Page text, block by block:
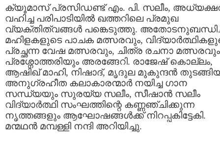
ക്യൂമാസ് പ്രസിഡണ്ട് എം. പി. സലീം,
വഹിച്ച പരിപാടിയില്‍ ഖത്തറിലെ പ്രമുഖ
വ്യക്തിത്വങ്ങള്‍ പങ്കെടുത്തു.
മഹിളകളുടെ പാചക മത്സരവും,
പ്രച്ഛന്ന വേഷ മത്സരവും, ചിത്ര രചനാ
പ്രശ്നോത്തരിയും അരങ്ങേറി. രാജേഷ് കൊല്ലം,
ആഷിഖ് മാഹി, നിഷാദ്, മൃദുല മുകുന്ദന്‍
അനുഗ്രഹീത കലാകാരന്മാര്‍ നയിച്ച ഗാന
സന്ധ്യയും സുരയ്യ സലീം, സീഷാന്‍ സലീം
വിദ്യാര്‍ത്ഥി സംഘത്തിന്റെ കണ്ണഞ്ചിക്കുന്ന
നൃത്തങ്ങളും ആഘോഷങ്ങള്‍ക്ക് നിറപ്പകിട്ടേകി.
മന്മഥന്‍ മമ്പള്ളി നന്ദി അറിയിച്ചു.